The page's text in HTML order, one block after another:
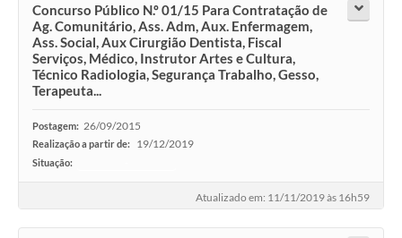
Concurso Público N.º 01/15 Para Contratação de
Ag. Comunitário, Ass. Adm, Aux. Enfermagem,
Ass. Social, Aux Cirurgião Dentista, Fiscal
Serviços, Médico, Instrutor Artes e Cultura,
Técnico Radiologia, Segurança Trabalho, Gesso,
Terapeuta...
Postagem: 26/09/2015
Realização a partir de: 19/12/2019
Situação:
Atualizado em: 11/11/2019 às 16h59